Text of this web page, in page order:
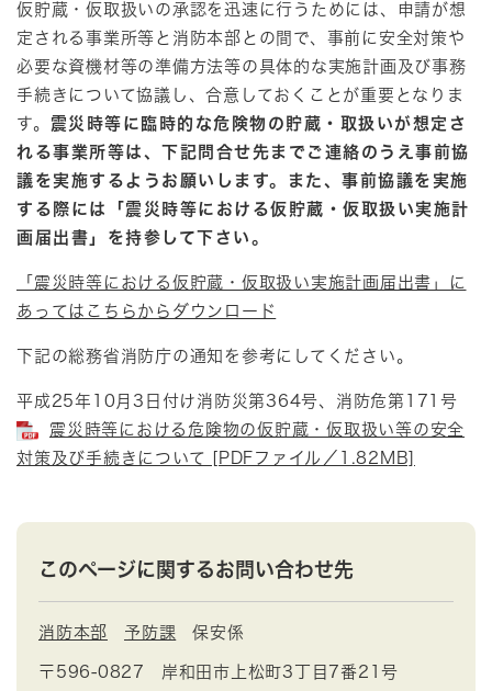
仮貯蔵・仮取扱いの承認を迅速に行うためには、申請が想
定される事業所等と消防本部との間で、事前に安全対策や
必要な資機材等の準備方法等の具体的な実施計画及び事務
手続きについて協議し、合意しておくことが重要となりま
す。 震災時等に臨時的な危険物の貯蔵・取扱いが想定さ
れる事業所等は、下記問合せ先までご連絡のうえ事前協
議を実施するようお願いします。また、事前協議を実施
する際には「震災時等における仮貯蔵・仮取扱い実施計
画届出書」を持参して下さい。
「震災時等における仮貯蔵・仮取扱い実施計画届出書」に
あってはこちらからダウンロード
下記の総務省消防庁の通知を参考にしてください。
平成25年10月3日付け消防災第364号、消防危第171号
震災時等における危険物の仮貯蔵・仮取扱い等の安全
対策及び手続きについて [PDFファイル／1.82MB]
このページに関するお問い合わせ先
消防本部 予防課 保安係
〒596-0827
岸和田市上松町3丁目7番21号